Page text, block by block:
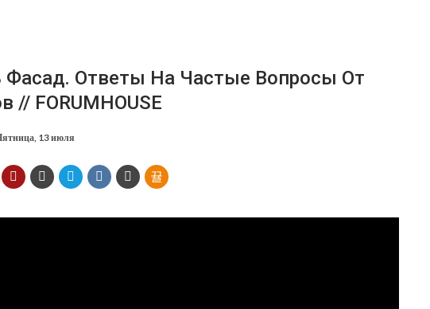
Фасад. Ответы На Частые Вопросы От
// FORUMHOUSE
13 июля